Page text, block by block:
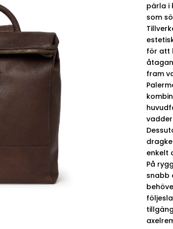
pärla i
som
för att
fram
enkelt
På
snabb